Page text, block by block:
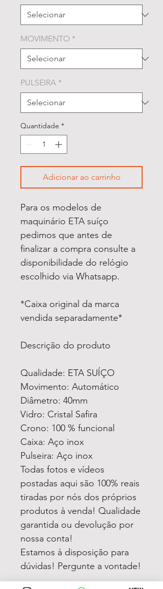
MOVIMENTO *
PULSEIRA *
Quantidade *
Adicionar ao carrinho
Para os modelos de
maquinário ETA suíço
pedimos que antes de
finalizar a compra consulte a
disponibilidade do relógio
escolhido via Whatsapp.
*Caixa original da marca
vendida separadamente*
Descrição do produto
Qualidade: ETA SUÍÇO
Movimento: Automático
Diâmetro: 40mm
Vidro: Cristal Safira
Crono: 100 % funcional
Caixa: Aço inox
Pulseira: Aço inox
Todas fotos e vídeos
postadas aqui são 100% reais
tiradas por nós dos próprios
produtos à venda! Qualidade
garantida ou devolução por
nossa conta!
Estamos à disposição para
dúvidas! Pergunte a vontade!